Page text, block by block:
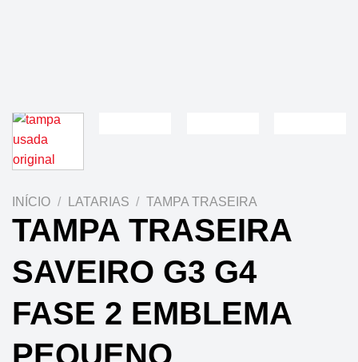
INÍCIO / LATARIAS / TAMPA TRASEIRA
TAMPA TRASEIRA
SAVEIRO G3 G4
FASE 2 EMBLEMA